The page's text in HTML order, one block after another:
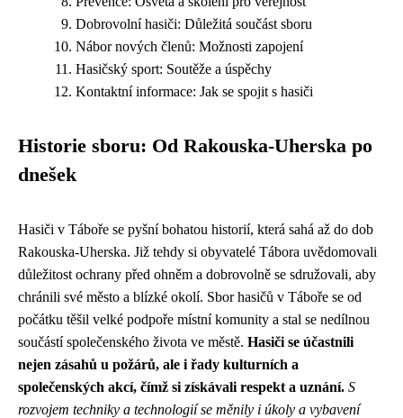
Dobrovolní hasiči: Důležitá součást sboru
Nábor nových členů: Možnosti zapojení
Hasičský sport: Soutěže a úspěchy
Kontaktní informace: Jak se spojit s hasiči
Historie sboru: Od Rakouska-Uherska po
dnešek
Hasiči v Táboře se pyšní bohatou historií, která sahá až do dob
Rakouska-Uherska. Již tehdy si obyvatelé Tábora uvědomovali
důležitost ochrany před ohněm a dobrovolně se sdružovali, aby
chránili své město a blízké okolí. Sbor hasičů v Táboře se od
počátku těšil velké podpoře místní komunity a stal se nedílnou
součástí společenského života ve městě. Hasiči se účastnili
nejen zásahů u požárů, ale i řady kulturních a
společenských akcí, čímž si získávali respekt a uznání. S
rozvojem techniky a technologií se měnily i úkoly a vybavení